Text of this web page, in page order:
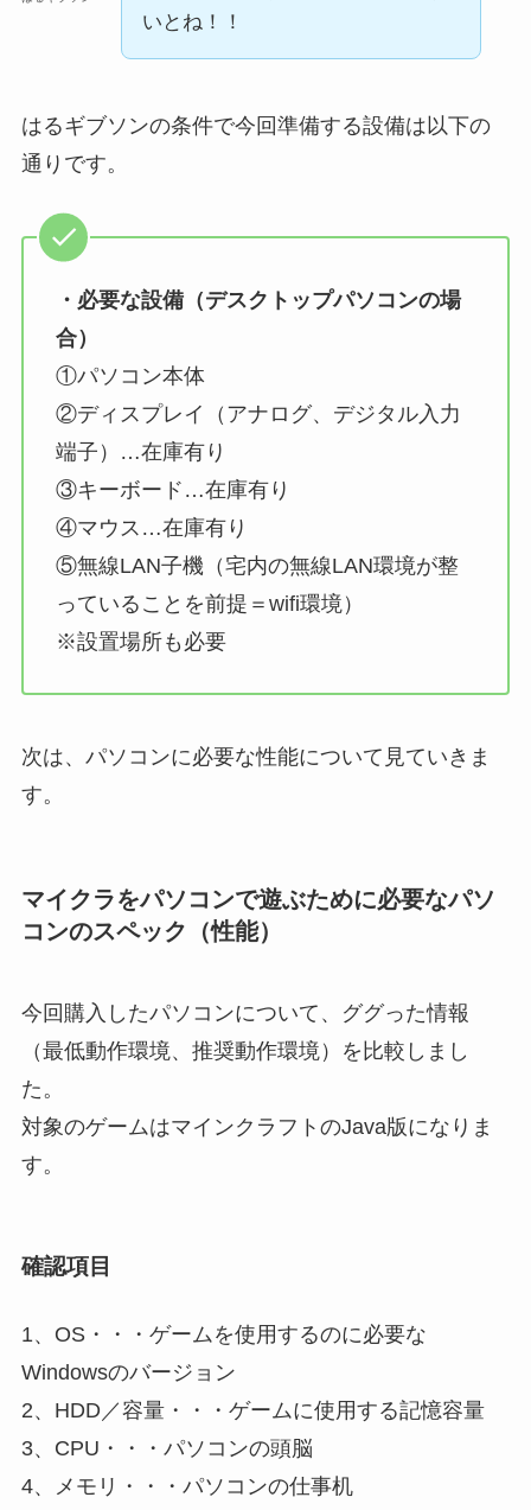
いとね！！
はるギブソンの条件で今回準備する設備は以下の
通りです。
・必要な設備（デスクトップパソコンの場
合）
①パソコン本体
②ディスプレイ（アナログ、デジタル入力
端子）…在庫有り
③キーボード…在庫有り
④マウス…在庫有り
⑤無線LAN子機（宅内の無線LAN環境が整
っていることを前提＝wifi環境）
※設置場所も必要
次は、パソコンに必要な性能について見ていきま
す。
マイクラをパソコンで遊ぶために必要なパソ
コンのスペック（性能）
今回購入したパソコンについて、ググった情報
（最低動作環境、推奨動作環境）を比較しまし
た。
対象のゲームはマインクラフトのJava版になりま
す。
確認項目
1、OS・・・ゲームを使用するのに必要な
Windowsのバージョン
2、HDD／容量・・・ゲームに使用する記憶容量
3、CPU・・・パソコンの頭脳
4、メモリ・・・パソコンの仕事机